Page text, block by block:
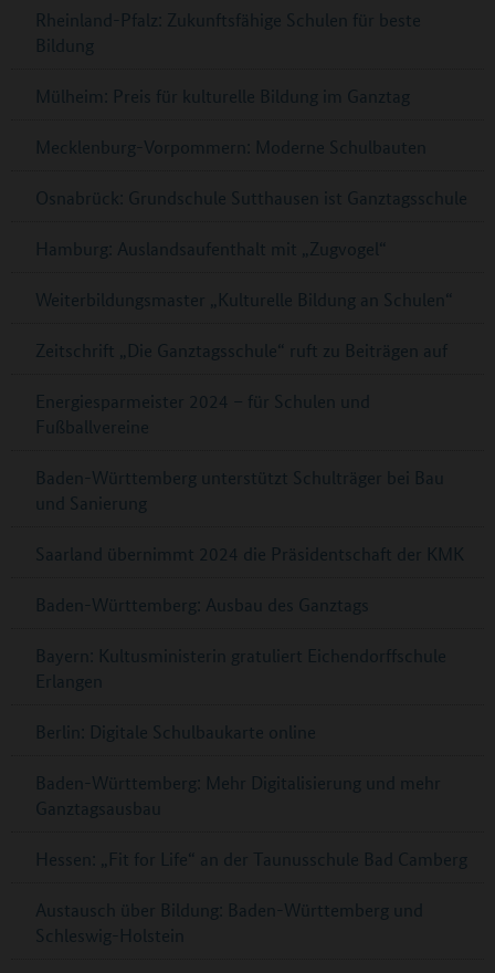
Rheinland-Pfalz: Zukunftsfähige Schulen für beste
Bildung
Mülheim: Preis für kulturelle Bildung im Ganztag
Mecklenburg-Vorpommern: Moderne Schulbauten
Osnabrück: Grundschule Sutthausen ist Ganztagsschule
Hamburg: Auslandsaufenthalt mit „Zugvogel“
Weiterbildungsmaster „Kulturelle Bildung an Schulen“
Zeitschrift „Die Ganztagsschule“ ruft zu Beiträgen auf
Energiesparmeister 2024 – für Schulen und
Fußballvereine
Baden-Württemberg unterstützt Schulträger bei Bau
und Sanierung
Saarland übernimmt 2024 die Präsidentschaft der KMK
Baden-Württemberg: Ausbau des Ganztags
Bayern: Kultusministerin gratuliert Eichendorffschule
Erlangen
Berlin: Digitale Schulbaukarte online
Baden-Württemberg: Mehr Digitalisierung und mehr
Ganztagsausbau
Hessen: „Fit for Life“ an der Taunusschule Bad Camberg
Austausch über Bildung: Baden-Württemberg und
Schleswig-Holstein